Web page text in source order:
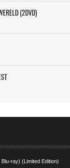
(2DVD)
ray) (Limited Edition)